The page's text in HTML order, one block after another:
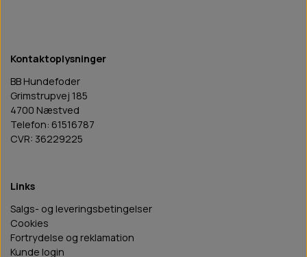
Kontaktoplysninger
BB Hundefoder
Grimstrupvej 185
4700 Næstved
Telefon: 61516787
CVR: 36229225
Links
Salgs- og leveringsbetingelser
Cookies
Fortrydelse og reklamation
Kunde login